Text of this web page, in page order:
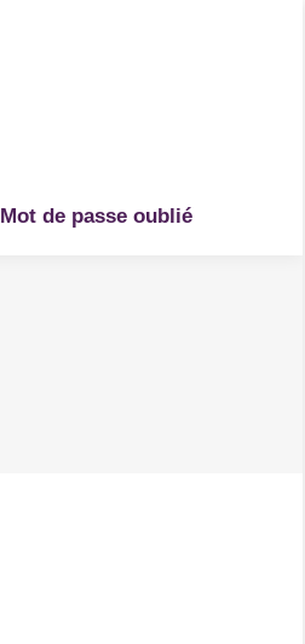
Mot de passe oublié